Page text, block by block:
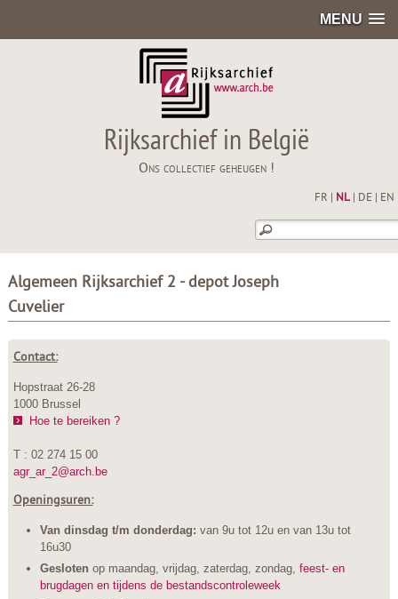
MENU
Rijksarchief in België
Ons collectief geheugen !
FR NL| DE EN
Algemeen Rijksarchief 2 - depot Joseph
Cuvelier
Contact:
Hopstraat 26-28
1000 Brussel
Hoe te bereiken ?
T : 02 274 15 00
agr_ar_2@arch.be
Openingsuren:
Van dinsdag t/m donderdag: van 9u tot 12u en van 13u tot
16u30
Gesloten op maandag, vrijdag, zaterdag, zondag, feest- en
brugdagen en tijdens de bestandscontroleweek